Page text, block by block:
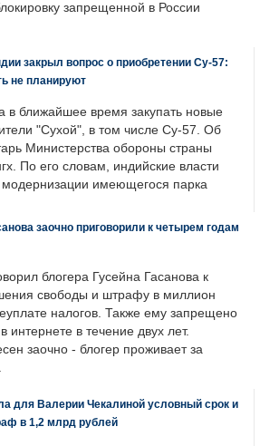
запрещенной в России
закрыл вопрос о приобретении Су-57:
не планируют
в ближайшее время закупать новые
"Сухой", в том числе Су-57. Об
Министерства обороны страны
По его словам, индийские власти
модернизации имеющегося парка
заочно приговорили к четырем годам
блогера Гусейна Гасанова к
свободы и штрафу в миллион
налогов. Также ему запрещено
интернете в течение двух лет.
заочно - блогер проживает за
для Валерии Чекалиной условный срок и
в 1,2 млрд рублей